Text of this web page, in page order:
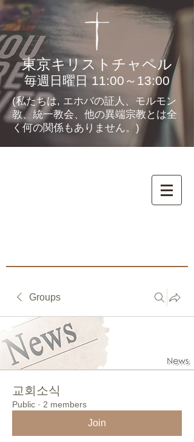
東京キリストチャペル
毎週日曜日 11:00～13:00
(私たちは, エホバの証人、モルモン
教、統一教会、他の異端宗教とは全
く何の関係もありません。)
Groups
교회소식
Public · 2 members
Join